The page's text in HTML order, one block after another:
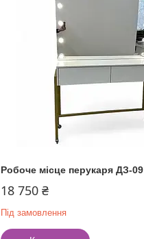
Робоче місце перукаря ДЗ-09
18 750 ₴
Під замовлення